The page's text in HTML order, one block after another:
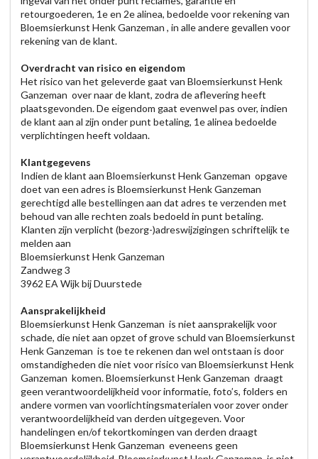
retourgoederen, 1e en 2e alinea, bedoelde voor rekening van
Bloemsierkunst Henk Ganzeman , in alle andere gevallen voor
rekening van de klant.
Overdracht van risico en eigendom
Het risico van het geleverde gaat van Bloemsierkunst Henk
Ganzeman over naar de klant, zodra de aflevering heeft
plaatsgevonden. De eigendom gaat evenwel pas over, indien
de klant aan al zijn onder punt betaling, 1e alinea bedoelde
verplichtingen heeft voldaan.
Klantgegevens
Indien de klant aan Bloemsierkunst Henk Ganzeman opgave
doet van een adres is Bloemsierkunst Henk Ganzeman
gerechtigd alle bestellingen aan dat adres te verzenden met
behoud van alle rechten zoals bedoeld in punt betaling.
Klanten zijn verplicht (bezorg-)adreswijzigingen schriftelijk te
melden aan
Bloemsierkunst Henk Ganzeman
Zandweg 3
3962 EA Wijk bij Duurstede
Aansprakelijkheid
Bloemsierkunst Henk Ganzeman is niet aansprakelijk voor
schade, die niet aan opzet of grove schuld van Bloemsierkunst
Henk Ganzeman is toe te rekenen dan wel ontstaan is door
omstandigheden die niet voor risico van Bloemsierkunst Henk
Ganzeman komen. Bloemsierkunst Henk Ganzeman draagt
geen verantwoordelijkheid voor informatie, foto’s, folders en
andere vormen van voorlichtingsmaterialen voor zover onder
verantwoordelijkheid van derden uitgegeven. Voor
handelingen en/of tekortkomingen van derden draagt
Bloemsierkunst Henk Ganzeman eveneens geen